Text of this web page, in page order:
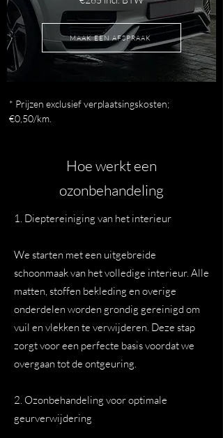
MAAK EEN AFSPRAAK
* Prijzen exclusief verplaatsingskosten;
€0,50/km.
Hoe werkt een
ozonbehandeling
1. Dieptereiniging van het interieur
We starten met een uitgebreide
schoonmaak van het volledige interieur. Alle
matten, stoffen bekleding en overige
onderdelen worden grondig gereinigd om
vuil en vlekken te verwijderen. Deze stap
zorgt voor een perfecte basis voordat we
overgaan tot de ontgeuring.
2. Ozonbehandeling voor optimale
geurverwijdering